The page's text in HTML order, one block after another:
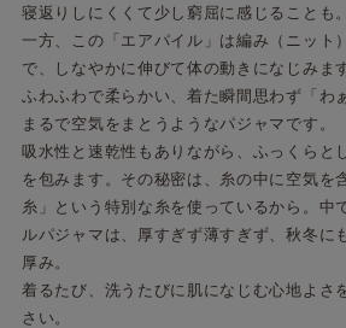
寝返りしにくくて少し窮屈に感じることも。
一方、この「エアパイル」は編み（ニット
で、しなやかに伸びて体の動きになじみま
ふわふわで柔らかい、着た瞬間思わず「わ
まるで空気をまとうようなパジャマです。
吸水性と速乾性もありながら、ふっくらと
を包みます。その秘密は、糸の中に空気を
糸」という特別な糸を使っているから。中
ルパジャマは、厚すぎず薄すぎず、秋冬に
厚み。
着るたび、洗うたびに肌になじむ心地よさ
さい。